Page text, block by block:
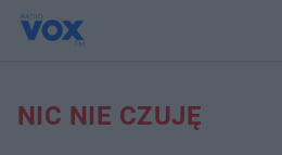
NIC NIE CZUJĘ